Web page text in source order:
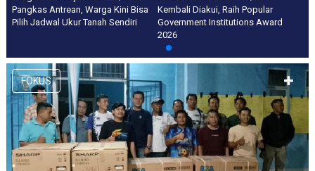
Pangkas Antrean, Warga Kini Bisa
Pilih Jadwal Ukur Tanah Sendiri
Kembali Diakui, Raih Popular
Government Institutions Award
2026
FOKUS